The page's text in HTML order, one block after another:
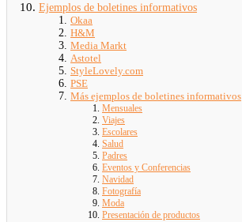
Ejemplos de boletines informativos
Okaa
H&M
Media Markt
Astotel
StyleLovely.com
PSE
Más ejemplos de boletines informativos
Mensuales
Viajes
Escolares
Salud
Padres
Eventos y Conferencias
Navidad
Fotografía
Moda
Presentación de productos